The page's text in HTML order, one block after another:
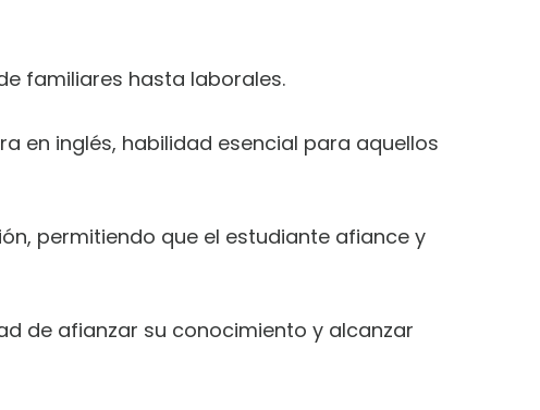
familiares hasta laborales.
en inglés, habilidad esencial para aquellos
permitiendo que el estudiante afiance y
de afianzar su conocimiento y alcanzar